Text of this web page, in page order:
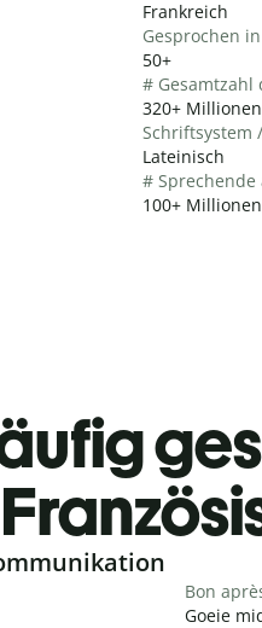
Frankreich
Gesprochen
50+
# Gesamtzahl
320+ Millionen
Schriftsystem
Lateinisch
# Sprechende
100+ Millionen
Bon
Goeie